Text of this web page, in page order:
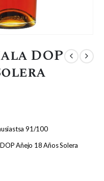
DOP
91/100
Añejo 18 Años Solera